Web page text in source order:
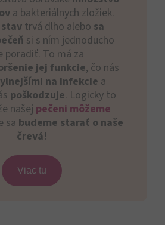
a bakteriálnych zložiek.
trvá dlho alebo sa
si s ním jednoducho
poradiť. To má za
jej funkcie, čo nás
na infekcie a
poškodzuje. Logicky to
našej pečeni môžeme
sa budeme starať o naše
črevá!
Viac tu